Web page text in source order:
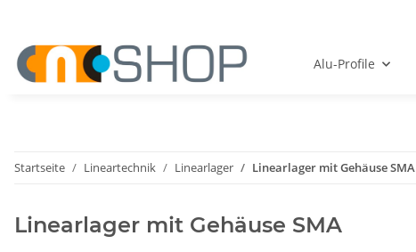
Alu-Profile
Startseite Lineartechnik Linearlager Linearlager mit Gehäuse SMA
Linearlager mit Gehäuse SMA